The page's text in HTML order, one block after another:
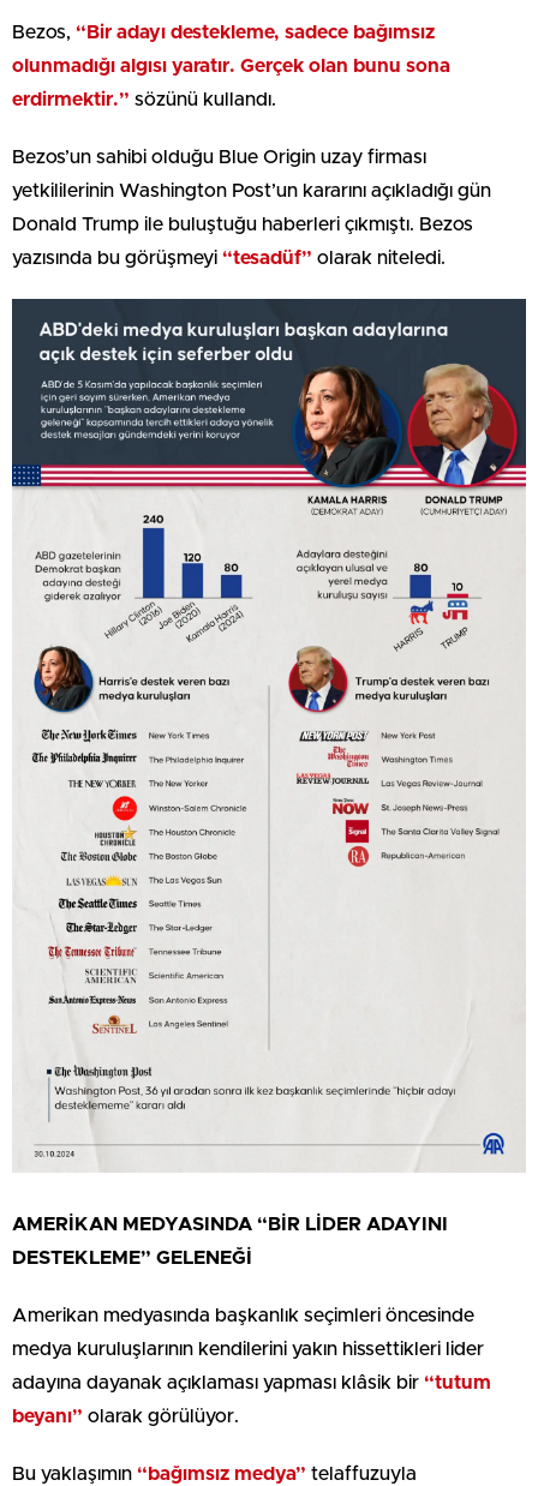
Bezos, “Bir adayı destekleme, sadece bağımsız
olunmadığı algısı yaratır. Gerçek olan bunu sona
erdirmektir.” sözünü kullandı.
Bezos’un sahibi olduğu Blue Origin uzay firması
yetkililerinin Washington Post’un kararını açıkladığı gün
Donald Trump ile buluştuğu haberleri çıkmıştı. Bezos
yazısında bu görüşmeyi “tesadüf” olarak niteledi.
AMERİKAN MEDYASINDA “BİR LİDER ADAYINI
DESTEKLEME” GELENEĞİ
Amerikan medyasında başkanlık seçimleri öncesinde
medya kuruluşlarının kendilerini yakın hissettikleri lider
adayına dayanak açıklaması yapması klâsik bir “tutum
beyanı” olarak görülüyor.
Bu yaklaşımın “bağımsız medya” telaffuzuyla